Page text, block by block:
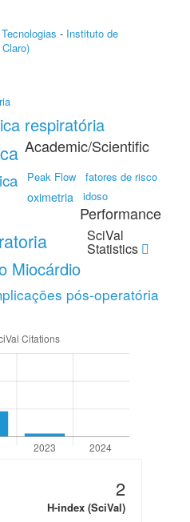
- Instituto de
respiratória
Peak Flow fatores de risco
oximetria
idoso
Miocárdio
pós-operatória
Academic/Scientific
Performance
SciVal
Statistics
2
H-index (SciVal)